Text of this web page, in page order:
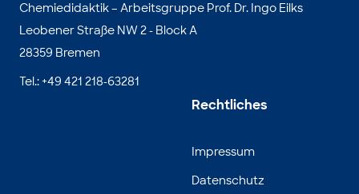
Chemiedidaktik – Arbeitsgruppe Prof. Dr. Ingo Eilks
Leobener Straße NW 2 - Block A
28359 Bremen
Tel.: +49 421 218-63281
Rechtliches
Impressum
Datenschutz